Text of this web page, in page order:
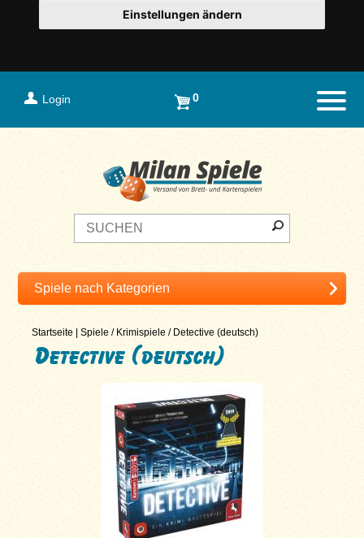
Einstellungen ändern
Login 0
Startseite |Spiele / Krimispiele / Detective (deutsch)
Detective (deutsch)